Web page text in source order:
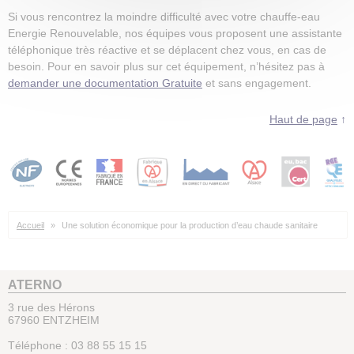
Si vous rencontrez la moindre difficulté avec votre chauffe-eau
Energie Renouvelable, nos équipes vous proposent une assistante
téléphonique très réactive et se déplacent chez vous, en cas de
besoin. Pour en savoir plus sur cet équipement, n’hésitez pas à
demander une documentation Gratuite et sans engagement.
Haut de page ↑
Accueil » Une solution économique pour la production d’eau chaude sanitaire
ATERNO
3 rue des Hérons
67960 ENTZHEIM
Téléphone : 03 88 55 15 15